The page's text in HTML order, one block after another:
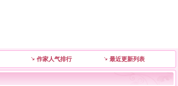
作家人气排行 最近更新列表